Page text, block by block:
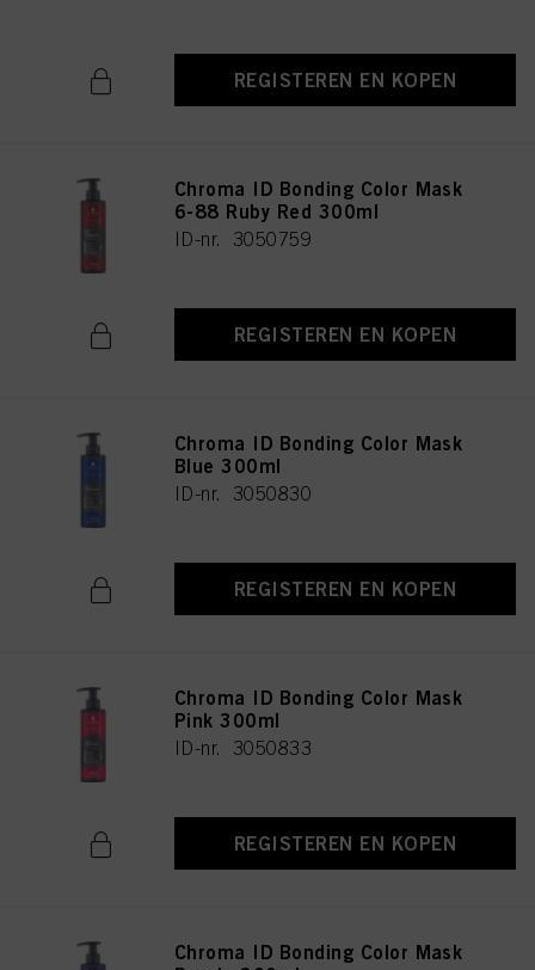
REGISTEREN EN KOPEN
Chroma ID Bonding Color Mask
6-88 Ruby Red 300ml
ID-nr. 3050759
REGISTEREN EN KOPEN
Chroma ID Bonding Color Mask
Blue 300ml
ID-nr. 3050830
REGISTEREN EN KOPEN
Chroma ID Bonding Color Mask
Pink 300ml
ID-nr. 3050833
REGISTEREN EN KOPEN
Chroma ID Bonding Color Mask